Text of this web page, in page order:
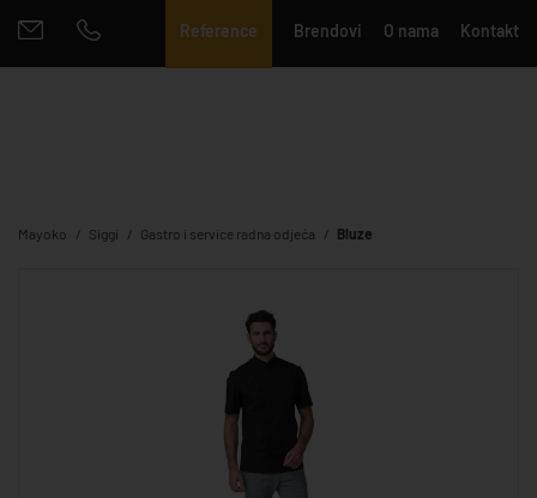
Reference Brendovi O nama Kontakt
Mayoko Siggi Gastro i service radna odjeća Bluze